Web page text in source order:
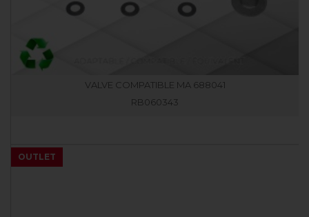
VALVE COMPATIBLE MA 688041
RB060343
OUTLET